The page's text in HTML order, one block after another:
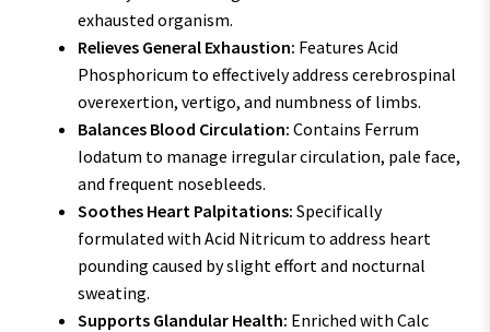
exhausted organism.
Relieves General Exhaustion: Features Acid
Phosphoricum to effectively address cerebrospinal
overexertion, vertigo, and numbness of limbs.
Balances Blood Circulation: Contains Ferrum
Iodatum to manage irregular circulation, pale face,
and frequent nosebleeds.
Soothes Heart Palpitations: Specifically
formulated with Acid Nitricum to address heart
pounding caused by slight effort and nocturnal
sweating.
Supports Glandular Health: Enriched with Calc